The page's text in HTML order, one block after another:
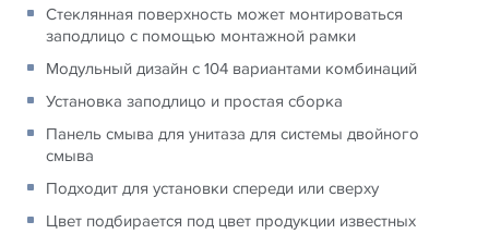
Стеклянная поверхность может монтироваться
заподлицо с помощью монтажной рамки
Модульный дизайн с 104 вариантами комбинаций
Установка заподлицо и простая сборка
Панель смыва для унитаза для системы двойного
смыва
Подходит для установки спереди или сверху
Цвет подбирается под цвет продукции известных